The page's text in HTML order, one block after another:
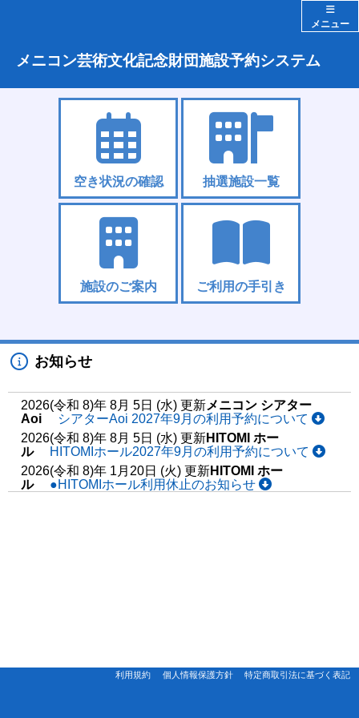
メニュー
メニコン芸術文化記念財団施設予約システム
空き状況の確認 抽選施設一覧
施設のご案内 ご利用の手引き
お知らせ
2026(令和 8)年 8月 5日 (水) 更新メニコン シアター
Aoi
シアターAoi 2027年9月の利用予約について
2026(令和 8)年 8月 5日 (水) 更新HITOMI ホー
ル
HITOMIホール2027年9月の利用予約について
2026(令和 8)年 1月20日 (火) 更新HITOMI ホー
ル
●HITOMIホール利用休止のお知らせ
利用規約 個人情報保護方針 特定商取引法に基づく表記